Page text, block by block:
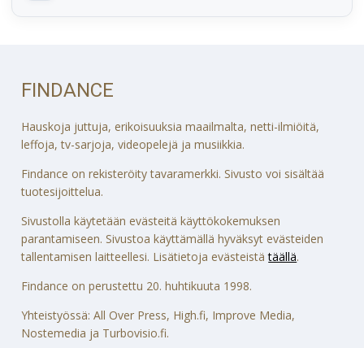
FINDANCE
Hauskoja juttuja, erikoisuuksia maailmalta, netti-ilmiöitä,
leffoja, tv-sarjoja, videopelejä ja musiikkia.
Findance on rekisteröity tavaramerkki. Sivusto voi sisältää
tuotesijoittelua.
Sivustolla käytetään evästeitä käyttökokemuksen
parantamiseen. Sivustoa käyttämällä hyväksyt evästeiden
tallentamisen laitteellesi. Lisätietoja evästeistätäällä.
Findance on perustettu 20. huhtikuuta 1998.
Yhteistyössä: All Over Press, High.fi, Improve Media,
Nostemedia ja Turbovisio.fi.